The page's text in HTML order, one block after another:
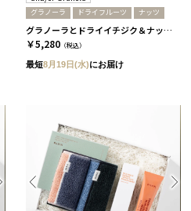
グラノーラ ドライフルーツ ナッツ
グラノーラとドライイチジク＆ナッツセット/ 5個セット［and/or Granola］
￥5,280 （税込）
最短8月19日(水)にお届け